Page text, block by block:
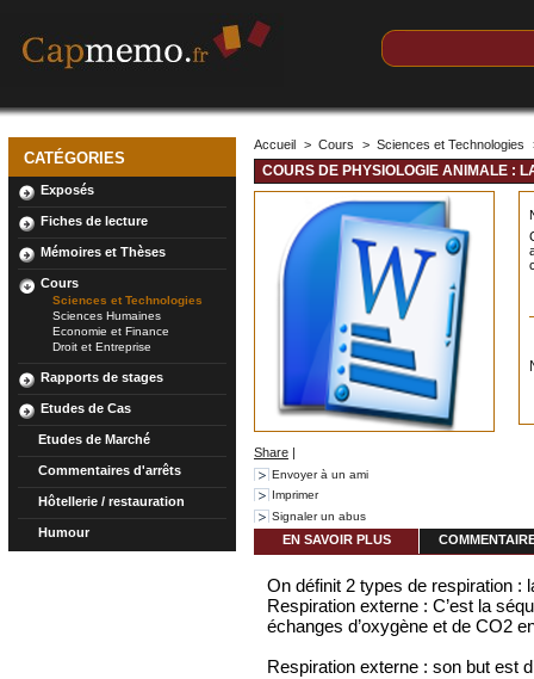
CATÉGORIES
Exposés
Fiches de lecture
Mémoires et Thèses
Cours
Sciences et Technologies
Sciences Humaines
Economie et Finance
Droit et Entreprise
Rapports de stages
Etudes de Cas
Etudes de Marché
Commentaires d'arrêts
Hôtellerie / restauration
Humour
Accueil > Cours > Sciences et Technologies
COURS DE PHYSIOLOGIE ANIMALE :
Share |
Envoyer à un ami
Imprimer
Signaler un abus
EN SAVOIR PLUS
On définit 2 types de respiration :
Respiration externe : C’est la
échanges d’oxygène et de CO2
Respiration externe : son but est